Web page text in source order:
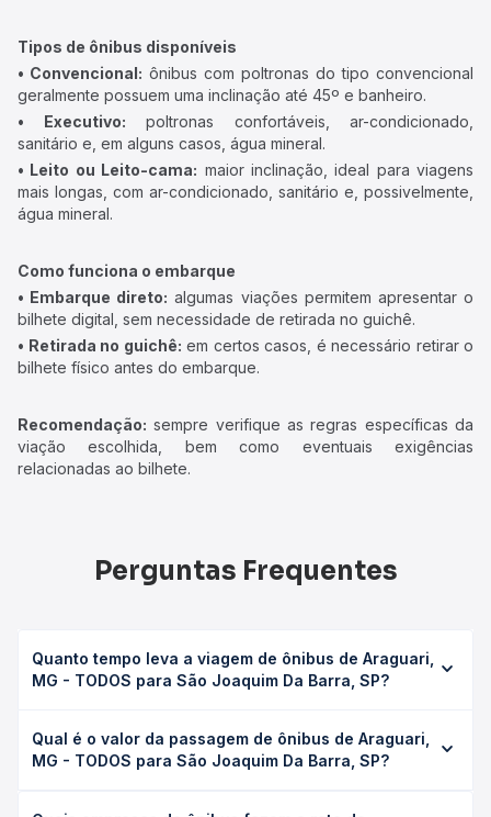
Tipos de ônibus disponíveis
• Convencional: ônibus com poltronas do tipo convencional
geralmente possuem uma inclinação até 45º e banheiro.
• Executivo: poltronas confortáveis, ar-condicionado,
sanitário e, em alguns casos, água mineral.
• Leito ou Leito-cama: maior inclinação, ideal para viagens
mais longas, com ar-condicionado, sanitário e, possivelmente,
água mineral.
Como funciona o embarque
• Embarque direto: algumas viações permitem apresentar o
bilhete digital, sem necessidade de retirada no guichê.
• Retirada no guichê: em certos casos, é necessário retirar o
bilhete físico antes do embarque.
Recomendação: sempre verifique as regras específicas da
viação escolhida, bem como eventuais exigências
relacionadas ao bilhete.
Perguntas Frequentes
Quanto tempo leva a viagem de ônibus de Araguari,
MG - TODOS para São Joaquim Da Barra, SP?
Joaquim Da Barra, SP leva em média 4h 55min, podendo
variar conforme a viação, o tipo de serviço (convencional,
Qual é o valor da passagem de ônibus de Araguari,
MG - TODOS para São Joaquim Da Barra, SP?